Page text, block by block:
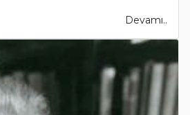
Devamı..